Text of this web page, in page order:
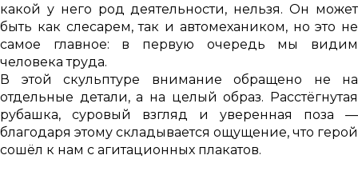
какой у него род деятельности, нельзя. Он может
быть как слесарем, так и автомехаником, но это не
самое главное: в первую очередь мы видим
человека труда.
В этой скульптуре внимание обращено не на
отдельные детали, а на целый образ. Расстёгнутая
рубашка, суровый взгляд и уверенная поза —
благодаря этому складывается ощущение, что герой
сошёл к нам с агитационных плакатов.